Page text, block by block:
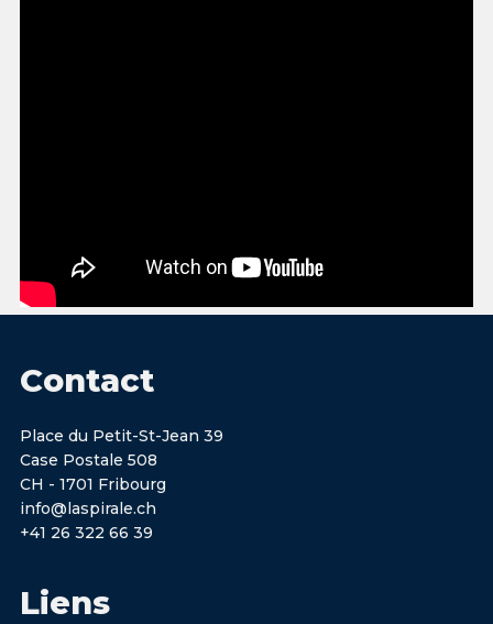
Contact
Place du Petit-St-Jean 39
Case Postale 508
CH - 1701 Fribourg
info@laspirale.ch
+41 26 322 66 39
Liens